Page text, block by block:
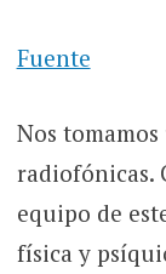
Fuente
Nos
radiofónicas.
equipo de
física y